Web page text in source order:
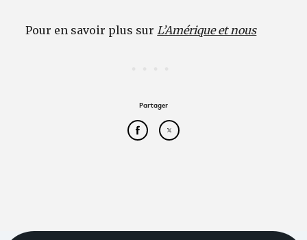
Pour en savoir plus surL’Amérique et nous
Partager
Partager cet article sur
Partager cet article sur